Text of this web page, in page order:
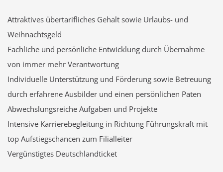
Attraktives übertarifliches Gehalt sowie Urlaubs- und
Weihnachtsgeld
Fachliche und persönliche Entwicklung durch Übernahme
von immer mehr Verantwortung
Individuelle Unterstützung und Förderung sowie Betreuung
durch erfahrene Ausbilder und einen persönlichen Paten
Abwechslungsreiche Aufgaben und Projekte
Intensive Karrierebegleitung in Richtung Führungskraft mit
top Aufstiegschancen zum Filialleiter
Vergünstigtes Deutschlandticket